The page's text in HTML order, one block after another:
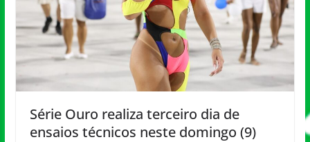
Série Ouro realiza terceiro dia de
ensaios técnicos neste domingo (9)